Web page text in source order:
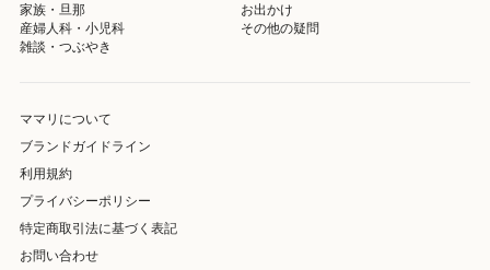
家族・旦那
お出かけ
産婦人科・小児科
その他の疑問
雑談・つぶやき
ママリについて
ブランドガイドライン
利用規約
プライバシーポリシー
特定商取引法に基づく表記
お問い合わせ